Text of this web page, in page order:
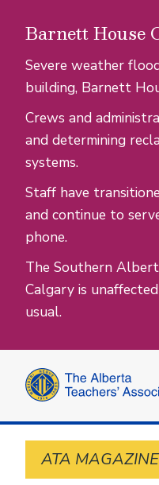
Barnett House
Severe weather
building, Barnett
Crews and
and determining
systems.
Staff have
and continue to
phone.
The Southern
Calgary is
usual.
ATA MAGAZINE